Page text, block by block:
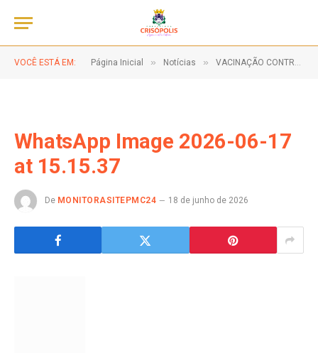
VOCÊ ESTÁ EM: Página Inicial » Notícias » VACINAÇÃO CONTRA A GRIPE!
WhatsApp Image 2026-06-17
at 15.15.37
De MONITORASITEPMC24 18 de junho de 2026